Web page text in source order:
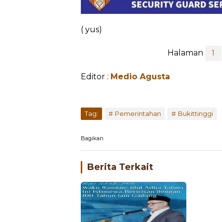
( yus)
Halaman 1
Editor : Medio Agusta
Tag: Pemerintahan Bukittinggi
Bagikan
Berita Terkait